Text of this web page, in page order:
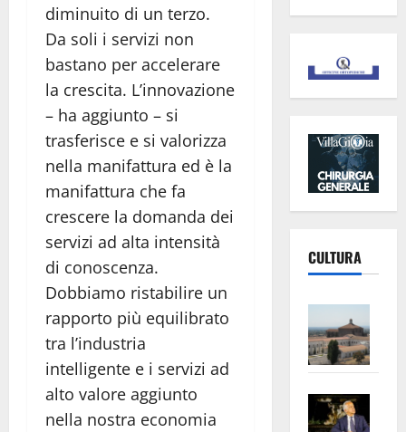
diminuito di un terzo.
Da soli i servizi non
bastano per accelerare
la crescita. L’innovazione
– ha aggiunto – si
trasferisce e si valorizza
nella manifattura ed è la
manifattura che fa
crescere la domanda dei
servizi ad alta intensità
di conoscenza.
Dobbiamo ristabilire un
rapporto più equilibrato
tra l’industria
intelligente e i servizi ad
alto valore aggiunto
nella nostra economia
CULTURA